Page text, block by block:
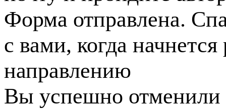
Форма отправлена.
с вами, когда
направлению
Вы успешно отменили